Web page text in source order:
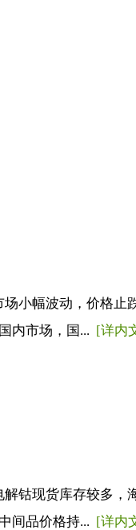
小幅波动，价格止
内市场，国... [详内
钴现货库存较多，
间品价格持... [详内